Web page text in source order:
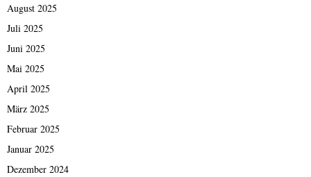
August 2025
Juli 2025
Juni 2025
Mai 2025
April 2025
März 2025
Februar 2025
Januar 2025
Dezember 2024